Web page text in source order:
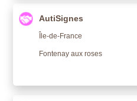
AutiSignes
Île-de-France
Fontenay aux roses